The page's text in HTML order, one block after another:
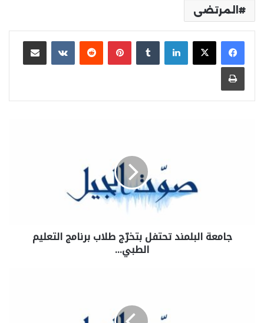
المرتضى
لينكدإن بينتيريست مشاركة عبر البريد
طباعة
جامعة البلمند تحتفل بتخرّج طلاب برنامج التعليم
الطبي…